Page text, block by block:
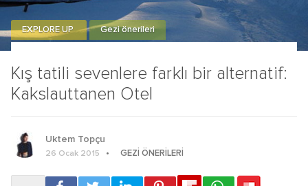
Kış tatili sevenlere farklı bir alternatif:
Kakslauttanen Otel
EXPLORE UP Gezi önerileri
Uktem Topçu
26 Ocak 2015 GEZI ÖNERILERI